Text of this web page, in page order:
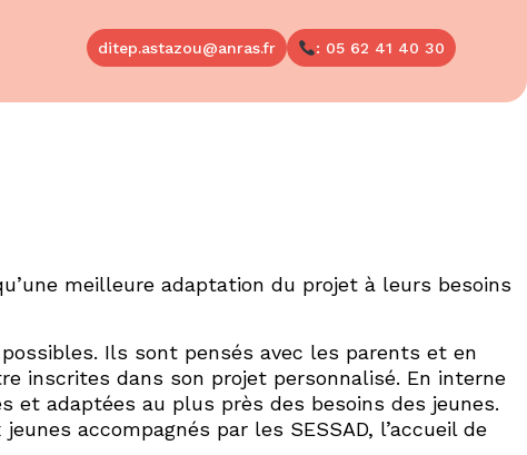
ditep.astazou@anras.fr : 05 62 41 40 30
meilleure adaptation du projet à leurs besoins
Ils sont pensés avec les parents et en
inscrites dans son projet personnalisé. En interne
et adaptées au plus près des besoins des jeunes.
accompagnés par les SESSAD, l’accueil de